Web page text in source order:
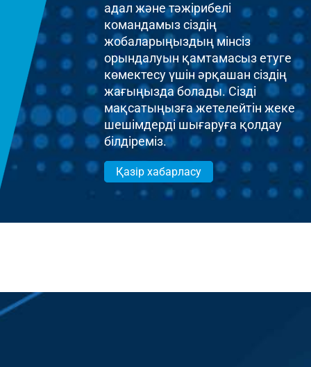
адал және тәжірибелі
командамыз сіздің
жобаларыңыздың мінсіз
орындалуын қамтамасыз етуге
көмектесу үшін әрқашан сіздің
жағыңызда болады. Сізді
мақсатыңызға жетелейтін жеке
шешімдерді шығаруға қолдау
білдіреміз.
Қазір хабарласу